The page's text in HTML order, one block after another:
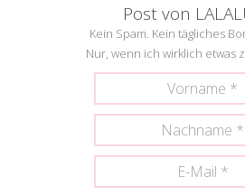
Post von
Kein Spam. Kein tägliches
Nur, wenn ich wirklich etwas